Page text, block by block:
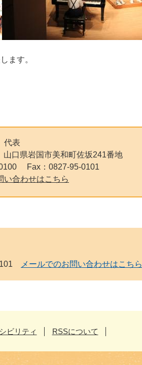
ます。
代表
山口県岩国市美和町佐坂241番地
Fax：0827-95-0101
い合わせはこちら
メールでのお問い合わせはこちら
ビリティ RSSについて